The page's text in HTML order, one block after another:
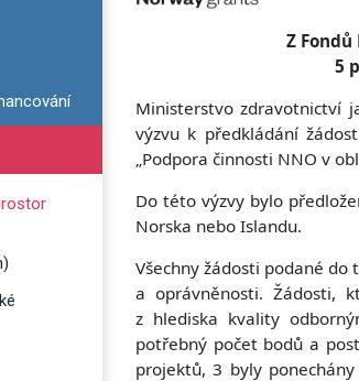
centrum
ministerstva
a programové financování
fondy
Z
5
Ministerstvo zdravotnictví
výzvu k předkládání
„Podpora činnosti NNO v
Do této výzvy bylo
Norska nebo Islandu.
Všechny žádosti podané
a oprávněnosti. Žádosti,
z hlediska kvality
potřebný počet bodů a
projektů, 3 byly